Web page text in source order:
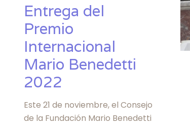
Entrega del
Premio
Internacional
Mario Benedetti
2022
Este 21 de noviembre, el Consejo
de la Fundación Mario Benedetti